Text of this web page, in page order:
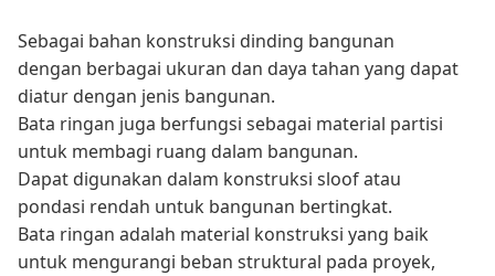
Sebagai bahan konstruksi dinding bangunan
dengan berbagai ukuran dan daya tahan yang dapat
diatur dengan jenis bangunan.
Bata ringan juga berfungsi sebagai material partisi
untuk membagi ruang dalam bangunan.
Dapat digunakan dalam konstruksi sloof atau
pondasi rendah untuk bangunan bertingkat.
Bata ringan adalah material konstruksi yang baik
untuk mengurangi beban struktural pada proyek,